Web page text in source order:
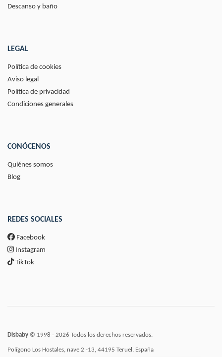
Descanso y baño
LEGAL
Política de cookies
Aviso legal
Política de privacidad
Condiciones generales
CONÓCENOS
Quiénes somos
Blog
REDES SOCIALES
Facebook
Instagram
TikTok
Disbaby © 1998 - 2026 Todos los derechos reservados.
Polígono Los Hostales, nave 2 -13, 44195 Teruel, España